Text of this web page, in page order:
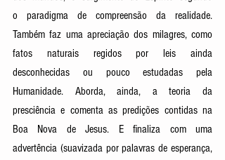
o paradigma de compreensão da realidade.
Também faz uma apreciação dos milagres, como
fatos naturais regidos por leis ainda
desconhecidas ou pouco estudadas pela
Humanidade. Aborda, ainda, a teoria da
presciência e comenta as predições contidas na
Boa Nova de Jesus. E finaliza com uma
advertência (suavizada por palavras de esperança,